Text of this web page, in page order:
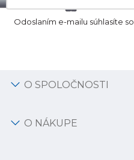
Odoslaním e-mailu súhlasíte so
O SPOLOČNOSTI
O NÁKUPE